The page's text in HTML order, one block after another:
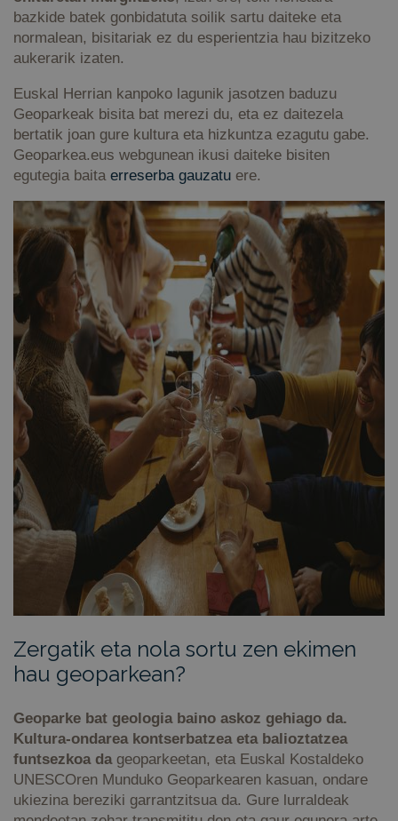
bazkide batek gonbidatuta soilik sartu daiteke eta
normalean, bisitariak ez du esperientzia hau bizitzeko
aukerarik izaten.
Euskal Herrian kanpoko lagunik jasotzen baduzu
Geoparkeak bisita bat merezi du, eta ez daitezela
bertatik joan gure kultura eta hizkuntza ezagutu gabe.
Geoparkea.eus webgunean ikusi daiteke bisiten
egutegia baita erreserba gauzatu ere.
Zergatik eta nola sortu zen ekimen
hau geoparkean?
Geoparke bat geologia baino askoz gehiago da.
Kultura-ondarea kontserbatzea eta balioztatzea
funtsezkoa da geoparkeetan, eta Euskal Kostaldeko
UNESCOren Munduko Geoparkearen kasuan, ondare
ukiezina bereziki garrantzitsua da. Gure lurraldeak